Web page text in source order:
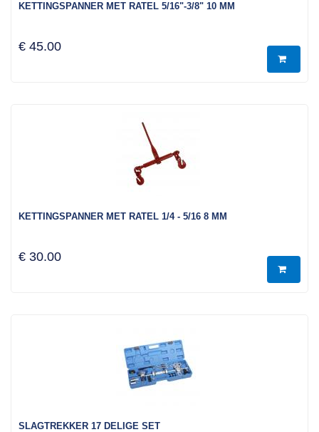
KETTINGSPANNER MET RATEL 5/16"-3/8" 10 MM
€ 45.00
KETTINGSPANNER MET RATEL 1/4 - 5/16 8 MM
€ 30.00
SLAGTREKKER 17 DELIGE SET